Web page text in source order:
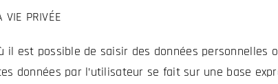
VIE PRIVÉE
il est possible de saisir des données personnelles
données par l’utilisateur se fait sur une base